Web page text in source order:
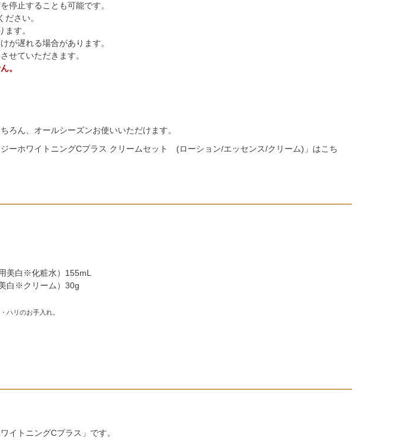
停止することも可能です。
ださい。
す。
が遅れる場合があります。
せていただきます。
。
ん、オールシーズンお使いいただけます。
ジーホワイトニングCプラス クリームセット (ローション/エッセンス/クリーム) 」はこち
美白※化粧水）155mL
白※クリーム）30g
ハリのお手入れ。
イトニングCプラス」です。